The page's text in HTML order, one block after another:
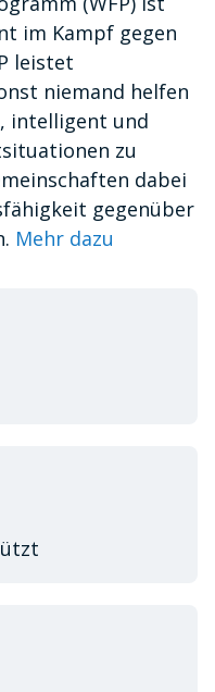
im Kampf gegen
leistet
niemand helfen
intelligent und
zu
dabei
gegenüber
Mehr dazu